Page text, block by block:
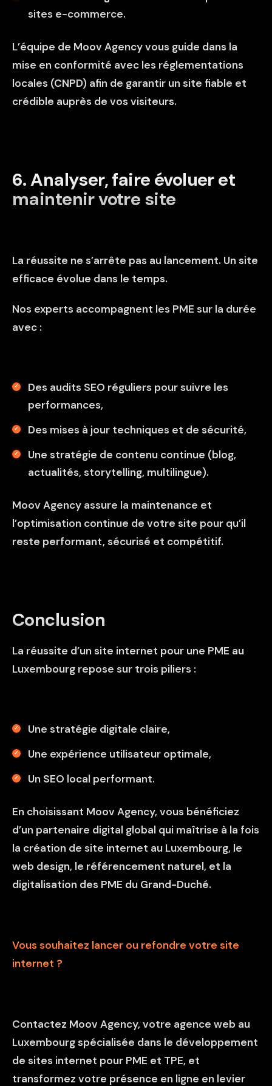
sites e-commerce.
L’équipe de Moov Agency vous guide dans la
mise en conformité avec les réglementations
locales (CNPD) afin de garantir un site fiable et
crédible auprès de vos visiteurs.
6️. Analyser, faire évoluer et
maintenir votre site
La réussite ne s’arrête pas au lancement. Un site
efficace évolue dans le temps.
Nos experts accompagnent les PME sur la durée
avec :
Des audits SEO réguliers pour suivre les
performances,
Des mises à jour techniques et de sécurité,
Une stratégie de contenu continue (blog,
actualités, storytelling, multilingue).
Moov Agency assure la maintenance et
l’optimisation continue de votre site pour qu’il
reste performant, sécurisé et compétitif.
Conclusion
La réussite d’un site internet pour une PME au
Luxembourg repose sur trois piliers :
Une stratégie digitale claire,
Une expérience utilisateur optimale,
Un SEO local performant.
En choisissant Moov Agency, vous bénéficiez
d’un partenaire digital global qui maîtrise à la fois
la création de site internet au Luxembourg, le
web design, le référencement naturel, et la
digitalisation des PME du Grand-Duché.
Vous souhaitez lancer ou refondre votre site
internet ?
Contactez Moov Agency, votre agence web au
Luxembourg spécialisée dans le développement
de sites internet pour PME et TPE, et
transformez votre présence en ligne en levier